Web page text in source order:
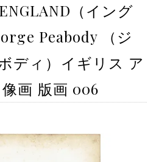
（イング
Peabody （ジ
ディ）イギリス ア
画 版画 006